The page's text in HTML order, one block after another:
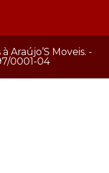
Araújo’S Moveis. -
0001-04